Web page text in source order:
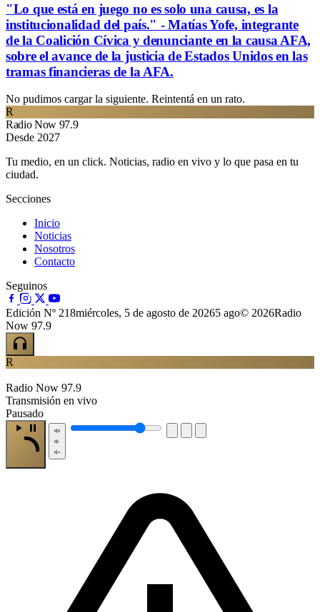
"Lo que está en juego no es solo una causa, es la
institucionalidad del país." - Matías Yofe, integrante
de la Coalición Cívica y denunciante en la causa AFA,
sobre el avance de la justicia de Estados Unidos en las
tramas financieras de la AFA.
No pudimos cargar la siguiente. Reintentá en un rato.
R
Radio Now 97.9
Desde 2027
Tu medio, en un click. Noticias, radio en vivo y lo que pasa en tu
ciudad.
Secciones
Inicio
Noticias
Nosotros
Contacto
Seguinos
Edición Nº 218miércoles, 5 de agosto de 20265 ago© 2026Radio
Now 97.9
R
Radio Now 97.9
Transmisión en vivo
Pausado